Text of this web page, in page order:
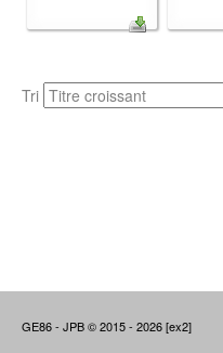
Tri
GE86 - JPB © 2015 - 2026 [ex2]